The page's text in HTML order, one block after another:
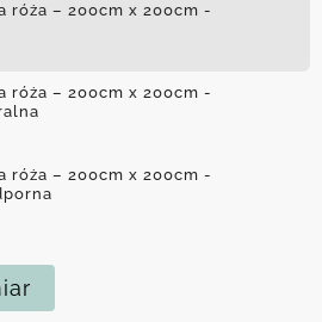
róża – 200cm x 200cm -
róża – 200cm x 200cm -
róża – 200cm x 200cm -